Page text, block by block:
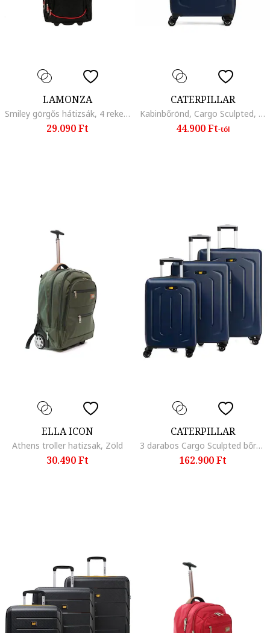
LAMONZA
Smiley görgős hátizsák, 4 rekeszes, 46x34x18 cm, fekete
29.090 Ft
CATERPILLAR
Kabinbőrönd, Cargo Sculpted, ABS+PC – éjkék
44.900 Ft-tól
ELLA ICON
Athens troller hatizsak, Zöld
30.490 Ft
CATERPILLAR
3 darabos Cargo Sculpted bőrönd szett, ABS+PC, 28L, 54L, 87L - éjkék
162.900 Ft